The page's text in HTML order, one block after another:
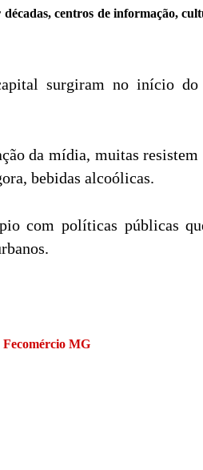
centros de informação,
surgiram no início
da mídia, muitas resistem
bebidas alcoólicas.
com políticas públicas
MG